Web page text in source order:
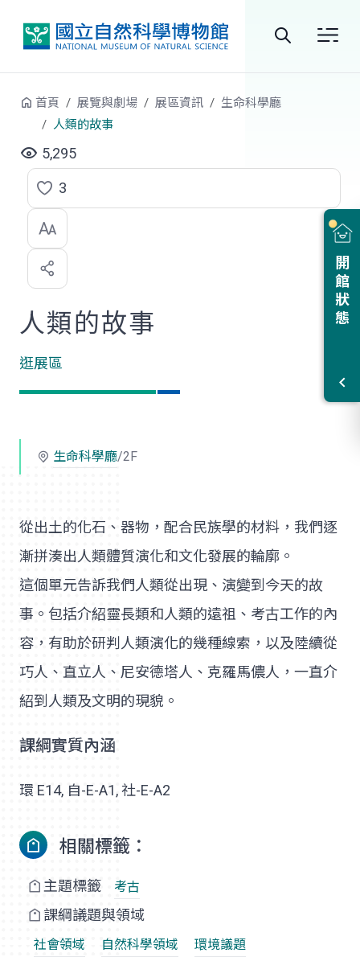
站
開館狀態
首頁 展覽與劇場 展區資訊
生命科學廳
人類的故事
5,295
點
選
喜
歡
3
人類的故事
逛展區
生命科學廳/2F
從出土的化石、器物，配合民族學的材料，我們逐
漸拼湊出人類體質演化和文化發展的輪廓。
這個單元告訴我們人類從出現、演變到今天的故
事。包括介紹靈長類和人類的遠祖、考古工作的內
容，有助於研判人類演化的幾種線索，以及陸續從
巧人、直立人、尼安德塔人、克羅馬儂人，一直介
紹到人類及文明的現貌。
課綱實質內涵
環 E14, 自-E-A1, 社-E-A2
相關標籤：
主題標籤 考古
課綱議題與領域
社會領域 自然科學領域 環境議題